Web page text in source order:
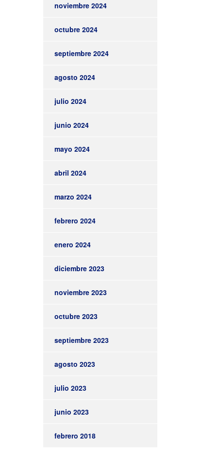
noviembre 2024
octubre 2024
septiembre 2024
agosto 2024
julio 2024
junio 2024
mayo 2024
abril 2024
marzo 2024
febrero 2024
enero 2024
diciembre 2023
noviembre 2023
octubre 2023
septiembre 2023
agosto 2023
julio 2023
junio 2023
febrero 2018